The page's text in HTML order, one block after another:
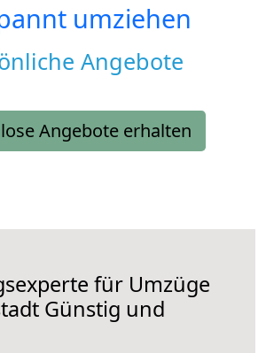
umziehen
Angebote
Angebote erhalten
für Umzüge
Günstig und